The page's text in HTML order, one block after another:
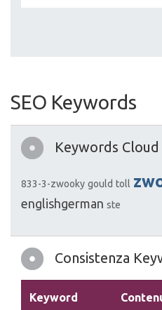
SEO Keywords
Keywords Cloud
833-3-zwooky gould toll
englishgerman ste
Consistenza
Keyword